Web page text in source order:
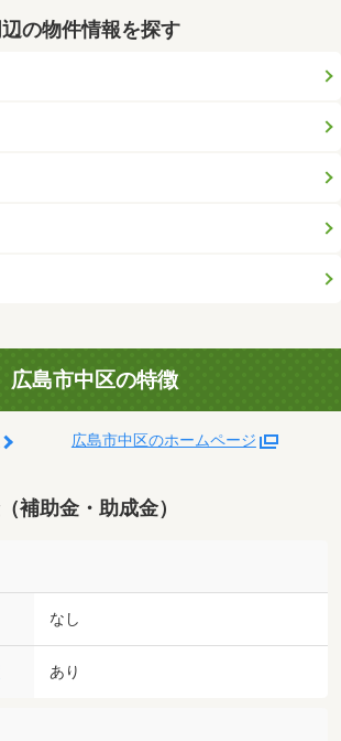
の物件情報を探す
広島市中区の特徴
広島市中区のホームページ
補助金・助成金）
なし
あり